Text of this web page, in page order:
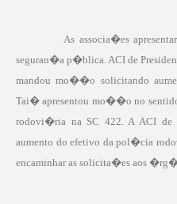
As associa�es
seguran�a p�blica. ACI de
mandou mo��o solicitando
Tai� apresentou mo��o no
rodovi�ria na SC 422. AACI de
aumento do efetivo da pol�cia
encaminhar as solicita�es aos